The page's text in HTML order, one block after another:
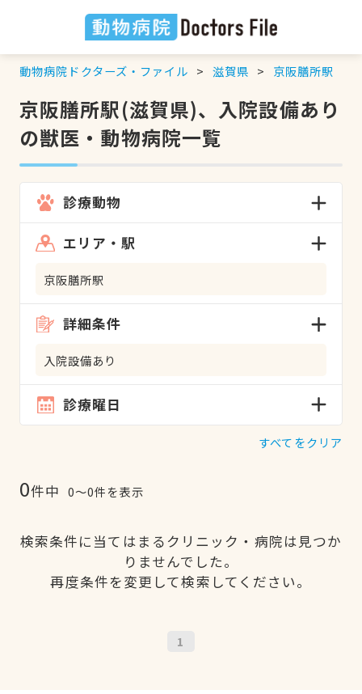
動物病院ドクターズ・ファイル 滋賀県 京阪膳所駅
京阪膳所駅(滋賀県)、入院設備あり
の獣医・動物病院一覧
診療動物
エリア・駅
京阪膳所駅
詳細条件
入院設備あり
診療曜日
すべてをクリア
0件中 0〜0件を表示
検索条件に当てはまるクリニック・病院は見つか
りませんでした。
再度条件を変更して検索してください。
1